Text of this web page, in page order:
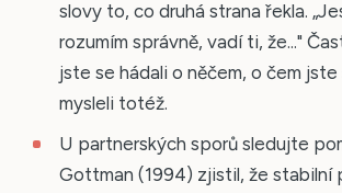
slovy to, co druhá strana řekla.
rozumím správně, vadí ti, že..."
jste se hádali o něčem, o čem
mysleli totéž.
U partnerských sporů sledujte
Gottman (1994) zjistil, že stabilní